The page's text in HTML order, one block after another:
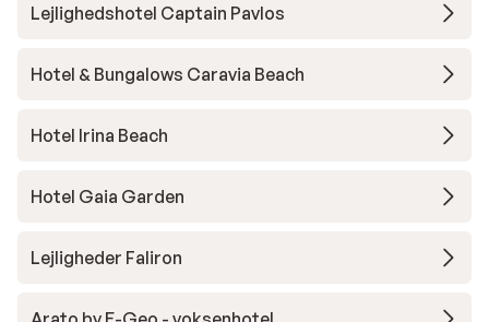
Lejlighedshotel Captain Pavlos
Hotel & Bungalows Caravia Beach
Hotel Irina Beach
Hotel Gaia Garden
Lejligheder Faliron